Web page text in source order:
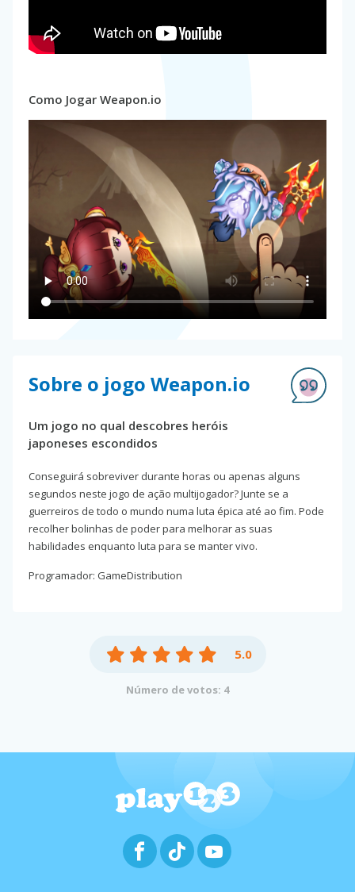
Como Jogar Weapon.io
Sobre o jogo Weapon.io
Um jogo no qual descobres heróis
japoneses escondidos
Conseguirá sobreviver durante horas ou apenas alguns
segundos neste jogo de ação multijogador? Junte se a
guerreiros de todo o mundo numa luta épica até ao fim. Pode
recolher bolinhas de poder para melhorar as suas
habilidades enquanto luta para se manter vivo.
Programador: GameDistribution
5.0
Número de votos: 4